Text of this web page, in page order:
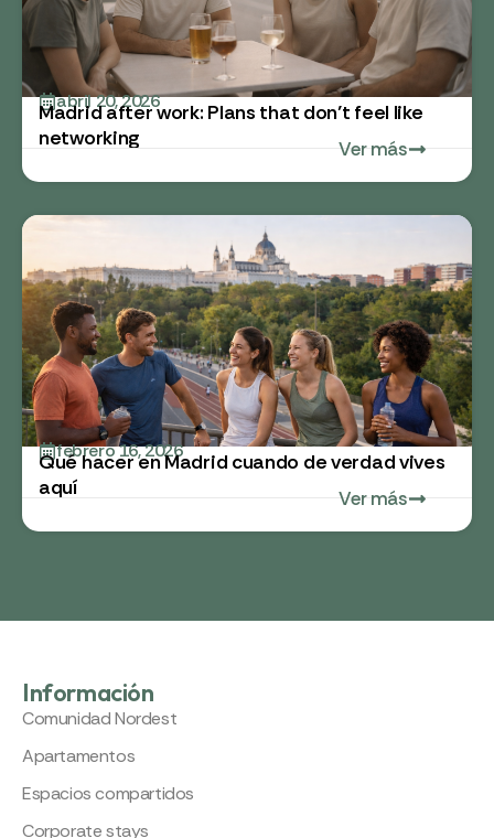
abril 20, 2026
Madrid after work: Plans that don’t feel like
networking
Ver más
febrero 16, 2026
Qué hacer en Madrid cuando de verdad vives
aquí
Ver más
Información
Comunidad Nordest
Apartamentos
Espacios compartidos
Corporate stays